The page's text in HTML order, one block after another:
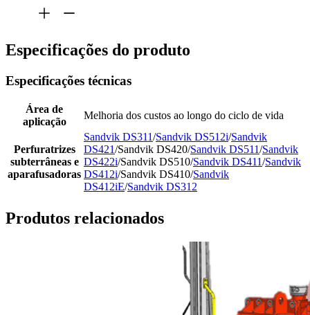
Especificações do produto
Especificações técnicas
Área de
aplicação
Melhoria dos custos ao longo do ciclo de vida
Perfuratrizes
subterrâneas e
aparafusadoras
Sandvik DS311/Sandvik DS512i/Sandvik
DS421/Sandvik DS420/Sandvik DS511/Sandvik
DS422i/Sandvik DS510/Sandvik DS411/Sandvik
DS412i/Sandvik DS410/Sandvik
DS412iE/Sandvik DS312
Produtos relacionados